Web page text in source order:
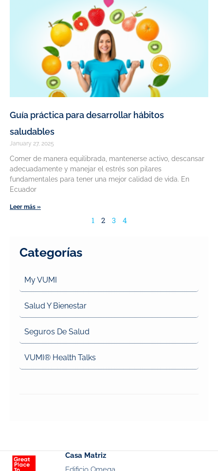
Guía práctica para desarrollar hábitos
saludables
January 27, 2025
Comer de manera equilibrada, mantenerse activo, descansar
adecuadamente y manejar el estrés son pilares
fundamentales para tener una mejor calidad de vida. En
Ecuador
Leer más »
1 2 3 4
Categorías
My VUMI
Salud Y Bienestar
Seguros De Salud
VUMI® Health Talks
Casa Matriz